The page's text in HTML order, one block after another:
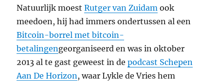
Natuurlijk moestRutger van Zuidam ook
meedoen, hij had immers ondertussen al een
Bitcoin-borrel met bitcoin-
betalingengeorganiseerd en was in oktober
2013 al te gast geweest in depodcast Schepen
Aan De Horizon, waar Lykle de Vries hem